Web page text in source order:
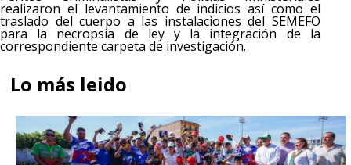
realizaron el levantamiento de indicios así como el
traslado del cuerpo a las instalaciones del SEMEFO
para la necropsia de ley y la integración de la
correspondiente carpeta de investigación.
Lo más leido